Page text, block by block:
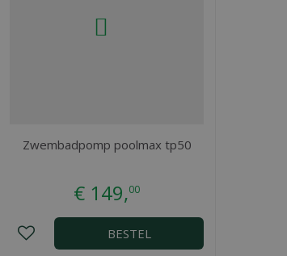
Zwembadpomp poolmax tp50
€ 149,00
BESTEL